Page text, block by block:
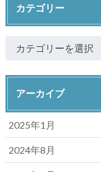
カテゴリー
アーカイブ
2025年1月
2024年8月